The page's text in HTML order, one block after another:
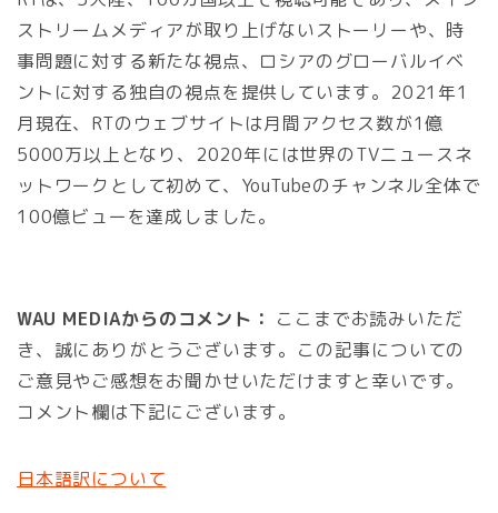
ストリームメディアが取り上げないストーリーや、時
事問題に対する新たな視点、ロシアのグローバルイベ
ントに対する独自の視点を提供しています。2021年1
月現在、RTのウェブサイトは月間アクセス数が1億
5000万以上となり、2020年には世界のTVニュースネ
ットワークとして初めて、YouTubeのチャンネル全体で
100億ビューを達成しました。
WAU MEDIAからのコメント： ここまでお読みいただ
き、誠にありがとうございます。この記事についての
ご意見やご感想をお聞かせいただけますと幸いです。
コメント欄は下記にございます。
日本語訳について